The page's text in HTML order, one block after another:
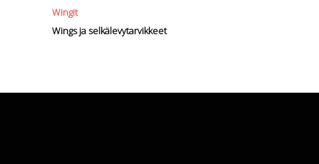
Wingit
Wings ja selkälevytarvikkeet